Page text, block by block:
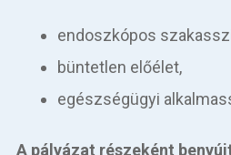
endoszkópos
büntetlen előélet,
egészségügyi
A pályázat részeként